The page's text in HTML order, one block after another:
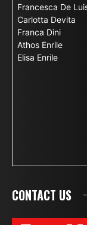
Francesca De
Carlotta Devita
Franca Dini
Athos Enrile
Elisa Enrile
CONTACT US